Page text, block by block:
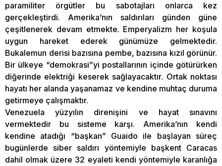
paramiliter örgütler bu sabotajları onlarca kez
gerçekleştirdi. Amerika’nın saldırıları günden güne
çeşitlenerek devam etmekte. Emperyalizm her koşula
uygun hareket ederek günümüze gelmektedir.
Bukalemun derisi bazısına pembe, bazısına kızıl görünür.
Bir ülkeye “demokrasi”yi postallarının içinde götürürken
diğerinde elektriği keserek sağlayacaktır. Ortak noktası
hayatı her alanda yaşanamaz ve kendine muhtaç duruma
getirmeye çalışmaktır.
Venezuela yüzyılın direnişini ve hayat sınavını
vermektedir bu sisteme karşı. Amerika’nın kendi
kendine atadığı “başkan” Guaido ile başlayan süreç
bugünlerde siber saldırı yöntemiyle başkent Caracas
dahil olmak üzere 32 eyaleti kendi yöntemiyle karanlığa